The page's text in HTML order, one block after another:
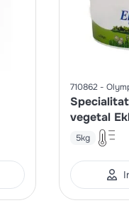
710862
vegetal
5kg